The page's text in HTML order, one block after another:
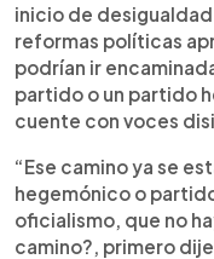
inicio de
reformas políticas
podrían ir
partido o un partido
cuente con voces
“Ese camino ya se
hegemónico o
oficialismo, que no
camino?, primero